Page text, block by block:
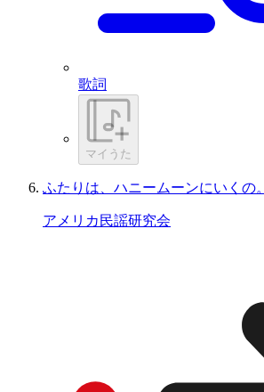
歌詞
マイうた
ふたりは、ハニームーンにいくの。
アメリカ民謡研究会